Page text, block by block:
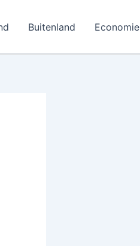
Buitenland Economie